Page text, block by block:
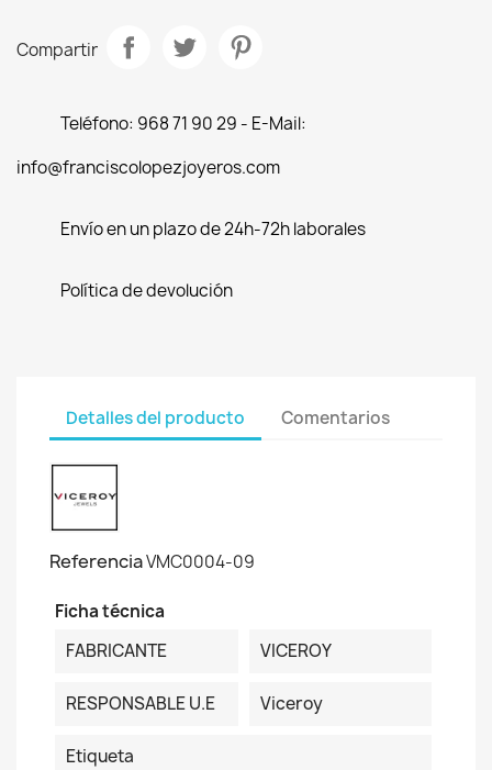
Compartir
Teléfono: 968 71 90 29 - E-Mail:
info@franciscolopezjoyeros.com
Envío en un plazo de 24h-72h laborales
Política de devolución
Detalles del producto Comentarios
ReferenciaVMC0004-09
Ficha técnica
FABRICANTE
VICEROY
RESPONSABLE U.E Viceroy
Etiqueta